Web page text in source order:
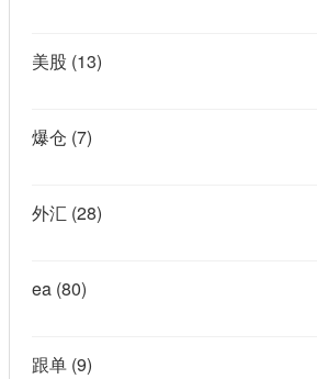
美股 (13)
爆仓 (7)
外汇 (28)
ea (80)
跟单 (9)